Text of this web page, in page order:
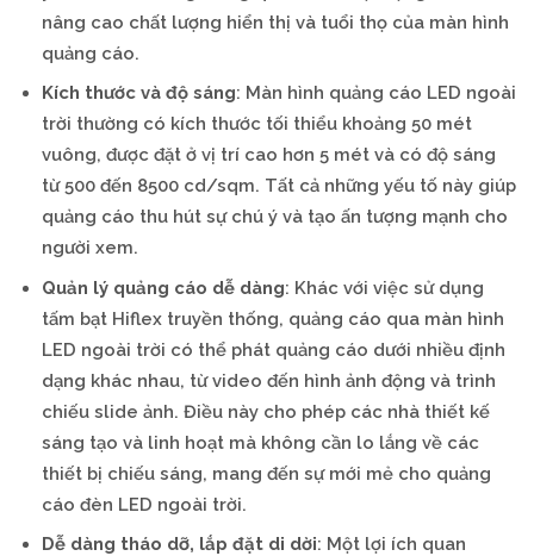
nâng cao chất lượng hiển thị và tuổi thọ của màn hình
quảng cáo.
Kích thước và độ sáng: Màn hình quảng cáo LED ngoài
trời thường có kích thước tối thiểu khoảng 50 mét
vuông, được đặt ở vị trí cao hơn 5 mét và có độ sáng
từ 500 đến 8500 cd/sqm. Tất cả những yếu tố này giúp
quảng cáo thu hút sự chú ý và tạo ấn tượng mạnh cho
người xem.
Quản lý quảng cáo dễ dàng: Khác với việc sử dụng
tấm bạt Hiflex truyền thống, quảng cáo qua màn hình
LED ngoài trời có thể phát quảng cáo dưới nhiều định
dạng khác nhau, từ video đến hình ảnh động và trình
chiếu slide ảnh. Điều này cho phép các nhà thiết kế
sáng tạo và linh hoạt mà không cần lo lắng về các
thiết bị chiếu sáng, mang đến sự mới mẻ cho quảng
cáo đèn LED ngoài trời.
Dễ dàng tháo dỡ, lắp đặt di dời: Một lợi ích quan